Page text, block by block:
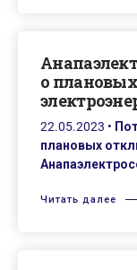
о
22.05.2023 •
плановых
Читать далее